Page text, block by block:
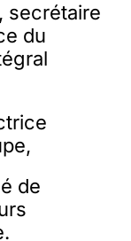
secrétaire
du
de